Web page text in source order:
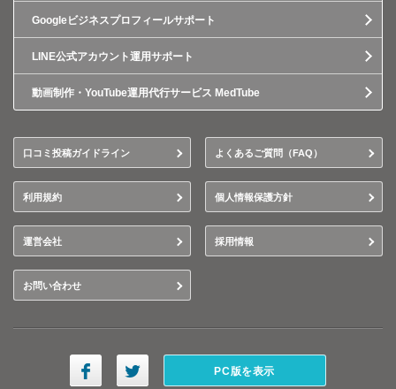
Googleビジネスプロフィールサポート
LINE公式アカウント運用サポート
動画制作・YouTube運用代行サービス MedTube
口コミ投稿ガイドライン よくあるご質問（FAQ）
利用規約 個人情報保護方針
運営会社 採用情報
お問い合わせ
PC版を表示